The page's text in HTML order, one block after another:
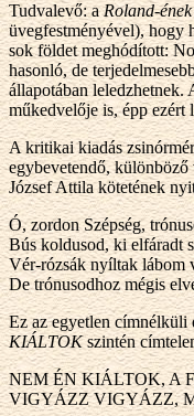
Tudvalevő: aRoland-ének
üvegfestményével), hogy
sok földet meghódított:
hasonló, de
állapotában
műkedvelője is, épp ezért
A kritikai kiadás
egybevetendő,
József Attila kötetének
Ó, zordon Szépség,
Bús koldusod, ki elfáradt
Vér-rózsák nyíltak lábom
De trónusodhoz mégis
Ez az egyetlen címnélküli
KIÁLTOKszintén
NEM ÉN KIÁLTOK, A
VIGYÁZZ VIGYÁZZ,